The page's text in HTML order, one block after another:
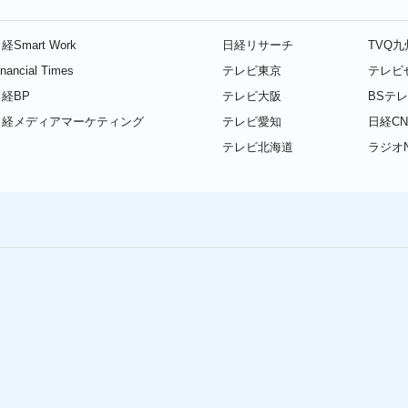
Smart Work
Times
BP
メディアマーケティング
日経リサーチ
テレビ東京
テレビ大阪
テレビ愛知
テレビ北海道
TVQ九
テレビ
BSテ
日経
ラジオ